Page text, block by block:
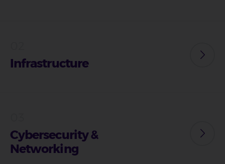
Infrastructure
Cybersecurity &
Networking